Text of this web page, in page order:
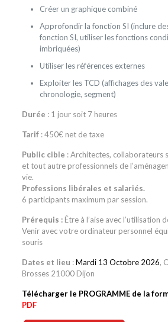
Créer un graphique combiné
Approfondir la fonction SI (inclure
fonction SI, utiliser les fonctions
imbriquées)
Utiliser les références externes
Exploiter les TCD (affichages des
chronologie, segment)
Durée : 1 jour soit 7 heures
Tarif : 450€ net de taxe
Public cible : Architectes, collaborateurs
et tout autre professionnels de
vie.
Professions libérales et salariés.
6 participants maximum par session.
Prérequis : Être à l’aise avec l’utilisation
Venir avec votre ordinateur personnel
souris
Dates et lieu :Mardi 13 Octobre 2026,
Brosses 21000 Dijon
Télécharger le PROGRAMME de la
PDF